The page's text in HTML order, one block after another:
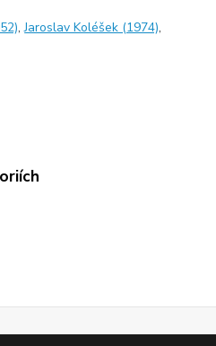
,Jaroslav Koléšek (1974),